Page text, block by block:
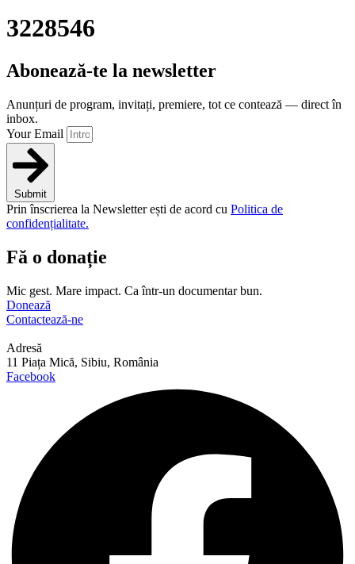
3228546
Abonează-te la newsletter
Anunțuri de program, invitați, premiere, tot ce contează — direct în
inbox.
Your Email
Submit
Prin înscrierea la Newsletter ești de acord cu Politica de
confidențialitate.
Fă o donație
Mic gest. Mare impact. Ca într-un documentar bun.
Donează
Contactează-ne
Adresă
11 Piața Mică, Sibiu, România
Facebook